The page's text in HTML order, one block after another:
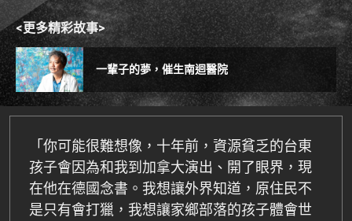
<更多精彩故事>
一輩子的夢，催生南迴醫院
「你可能很難想像，十年前，資源貧乏的台東
孩子會因為和我到加拿大演出、開了眼界，現
在他在德國念書。我想讓外界知道，原住民不
是只有會打獵，我想讓家鄉部落的孩子體會世